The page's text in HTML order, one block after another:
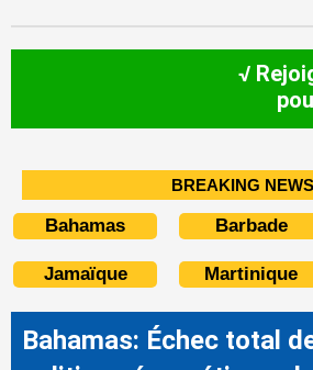
√
BREAKING
Bahamas Barbade
Jamaïque Martinique
Bahamas: Échec total